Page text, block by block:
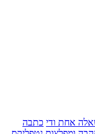
כתבה